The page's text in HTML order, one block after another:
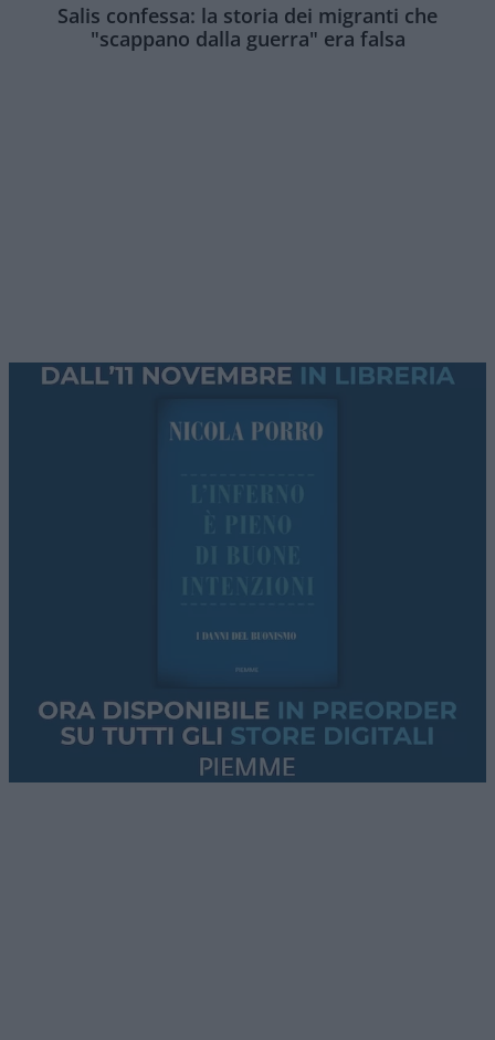
Salis confessa: la storia dei migranti che
"scappano dalla guerra" era falsa